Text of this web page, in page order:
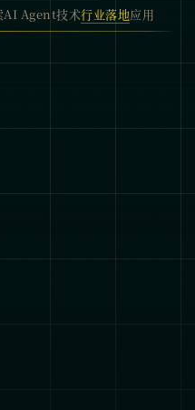
AI Agent技术行业落地应用